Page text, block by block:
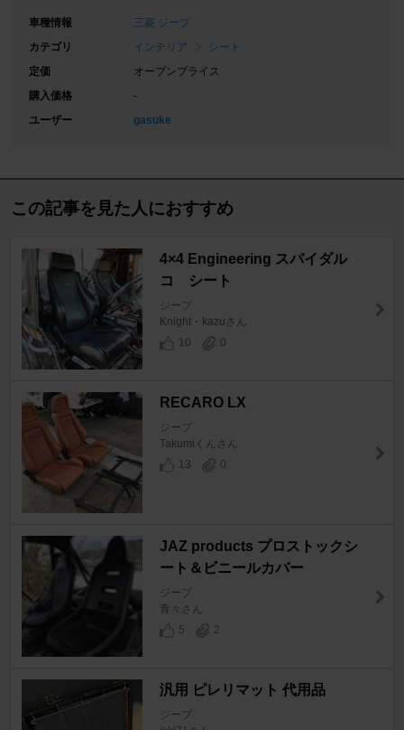
車種情報
三菱 ジープ
カテゴリ
インテリア
シート
定価
オープンプライス
購入価格
-
ユーザー
gasuke
この記事を見た人におすすめ
4×4 Engineering スパイダル
コ゚シート
ジープ
Knight・kazuさん
10
0
RECARO LX
ジープ
Takumiくんさん
13
0
JAZ products プロストックシ
ート＆ビニールカバー
ジープ
青々さん
5
2
汎用 ピレリマット 代用品
ジープ